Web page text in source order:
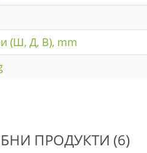
(Ш, Д, В), mm
ПРОДУКТИ (6)